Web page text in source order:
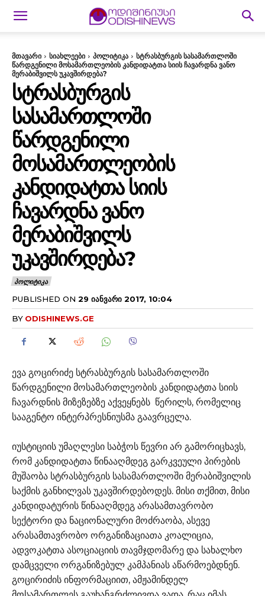
მთავარი სიახლეები პოლიტიკა
სტრასბურგის სასამართლოში
წარდგენილი მოსამართლეობის კანდიდატთა სიის ჩავარდნა ვანო
მერაბიშვილს უკავშირდება?
ᲡᲢᲠᲐᲡᲑᲣᲠᲒᲘᲡ
ᲡᲐᲡᲐᲛᲐᲠᲗᲚᲝᲨᲘ
ᲬᲐᲠᲓᲒᲔᲜᲘᲚᲘ
ᲛᲝᲡᲐᲛᲐᲠᲗᲚᲔᲝᲑᲘᲡ
ᲙᲐᲜᲓᲘᲓᲐᲢᲗᲐ ᲡᲘᲘᲡ
ᲩᲐᲕᲐᲠᲓᲜᲐ ᲕᲐᲜᲝ
ᲛᲔᲠᲐᲑᲘᲨᲕᲘᲚᲡ
ᲣᲙᲐᲕᲨᲘᲠᲓᲔᲑᲐ?
ᲞᲝᲚᲘᲢᲘᲙᲐ
PUBLISHED ON 29 ᲘᲐᲜᲕᲐᲠᲘ 2017, 10:04
BY ODISHINEWS.GE
ევა გოცირიძე სტრასბურგის სასამართლოში
წარდგენილი მოსამართლეობის კანდიდატთა სიის
ჩავარდნის მიზეზებზე აქვეყნებს წერილს, რომელიც
სააგენტო ინტერპრესნიუსმა გაავრცელა.
იუსტიციის უმაღლესი საბჭოს წევრი არ გამორიცხავს,
რომ კანდიდატთა წინააღმდეგ გარკვეული პირების
მუშაობა სტრასბურგის სასამართლოში მერაბიშვილის
საქმის განხილვას უკავშირდებოდეს. მისი თქმით, მისი
კანდიდატურის წინააღმდეგ არასამთავრობო
სექტორი და ნაციონალური მოძრაობა, ასევე
არასამთავრობო ორგანიზაციათა კოალიცია,
ადვოკატთა ასოციაციის თავმჯდომარე და სახალხო
დამცველი ორგანიზებულ კამპანიას აწარმოებდნენ.
გოცირიძის ინფორმაციით, ამჟამინდელ